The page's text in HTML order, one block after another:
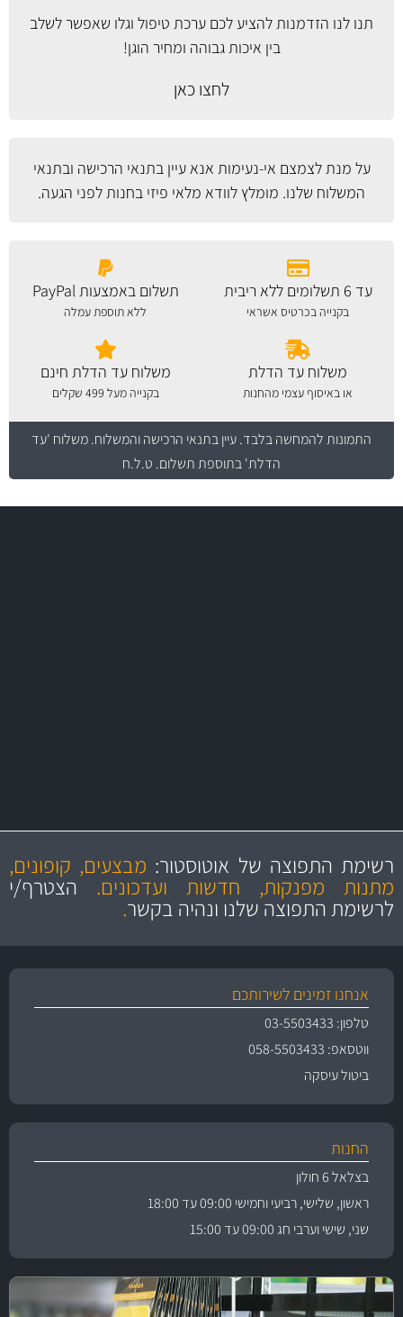
תנו לנו הזדמנות להציע לכם ערכת טיפול וגלו שאפשר לשלב
בין איכות גבוהה ומחיר הוגן!
לחצו כאן
על מנת לצמצם אי-נעימות אנא עייןבתנאי הרכישה ובתנאי
המשלוח שלנו. מומלץ לוודא מלאי פיזי בחנות לפני הגעה.
עד 6 תשלומים ללא ריבית
בקנייה בכרטיס אשראי
תשלום באמצעות PayPal
ללא תוספת עמלה
משלוח עד הדלת
או באיסוף עצמי מהחנות
משלוח עד הדלת חינם
בקנייה מעל 499 שקלים
התמונות להמחשה בלבד.עיין בתנאי הרכישה והמשלוח. משלוח 'עד
הדלת' בתוספת תשלום. ט.ל.ח
מקצועיות
ושירות מצויין
מחירים
הוגנים
והיצע מוצרים איכותירשימת התפוצה של אוטוסטור: מבצעים, קופונים,
מתנות מפנקות, חדשות ועדכונים.הצטרף/י
לרשימת התפוצה שלנו ונהיה בקשר.
אנחנו זמינים לשירותכם
טלפון: 03-5503433
ווטסאפ: 058-5503433
ביטול עיסקה
החנות
בצלאל 6 חולון
ראשון, שלישי, רביעי וחמישי 09:00 עד 18:00
שני, שישי וערבי חג 09:00 עד 15:00